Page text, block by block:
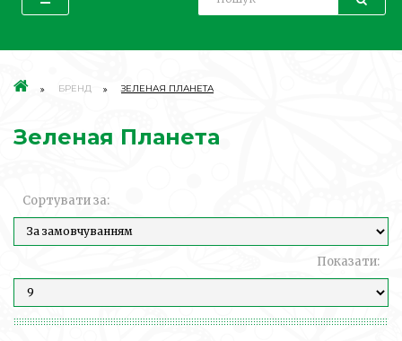
БРЕНД ЗЕЛЕНАЯ ПЛАНЕТА
Зеленая Планета
Сортувати за:
Показати: